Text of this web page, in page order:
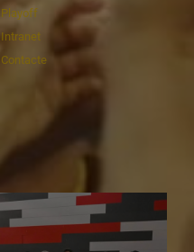
Playoff
Intranet
Contacte